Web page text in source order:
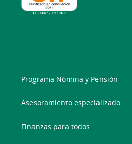
Programa Nómina y Pensión
Asesoramiento especializado
Finanzas para todos